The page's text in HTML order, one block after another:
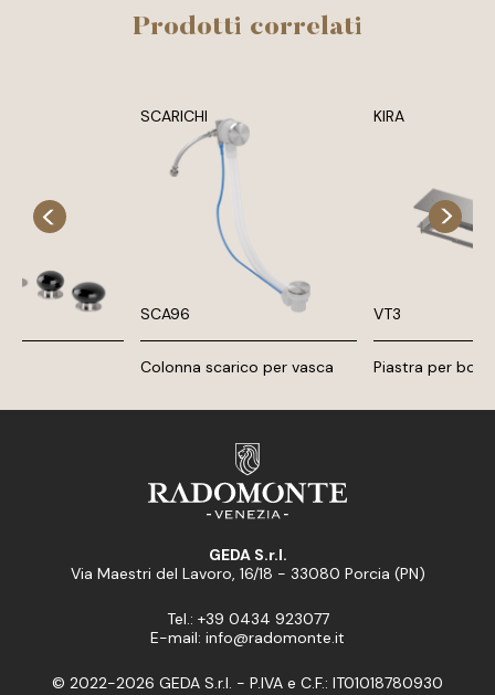
Prodotti correlati
SCARICHI
SCA96
Colonna scarico per vasca
KIRA
VT3
Piastra per
GEDA S.r.l.
Via Maestri del Lavoro, 16/18 - 33080 Porcia (PN)
Tel.: +39 0434 923077
E-mail: info@radomonte.it
© 2022-2026 GEDA S.r.l. - P.IVA e C.F.: IT01018780930